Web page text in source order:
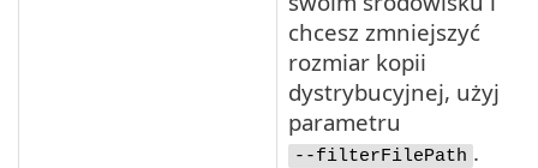
chcesz zmniejszyć
rozmiar kopii
dystrybucyjnej, użyj
parametru
--filterFilePath .